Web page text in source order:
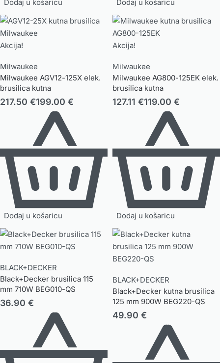
Dodaj u košaricu Dodaj u košaricu
Akcija!
Milwaukee
Milwaukee AGV12-125X elek.
brusilica kutna
217.50 €199.00 €
Dodaj u košaricu
Akcija!
Milwaukee
Milwaukee AG800-125EK elek.
brusilica kutna
127.11 €119.00 €
Dodaj u košaricu
BLACK+DECKER
Black+Decker brusilica 115
mm 710W BEG010-QS
36.90 €
BLACK+DECKER
Black+Decker kutna brusilica
125 mm 900W BEG220-QS
49.90 €